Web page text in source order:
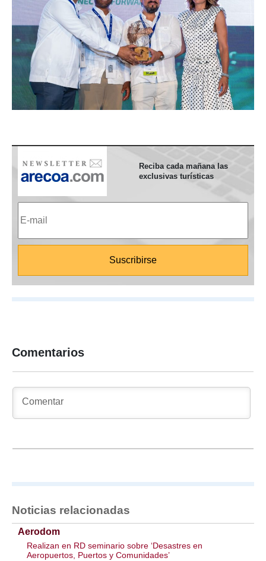
Reciba cada mañana las
exclusivas turísticas
Comentarios
Noticias relacionadas
Aerodom
Realizan en RD seminario sobre ‘Desastres en
Aeropuertos, Puertos y Comunidades’